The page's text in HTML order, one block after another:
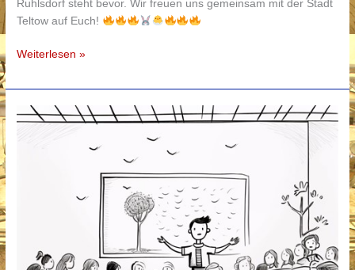
Ruhlsdorf steht bevor. Wir freuen uns gemeinsam mit der Stadt
Teltow auf Euch!
Osterfeuer
am
5.
Weiterlesen »